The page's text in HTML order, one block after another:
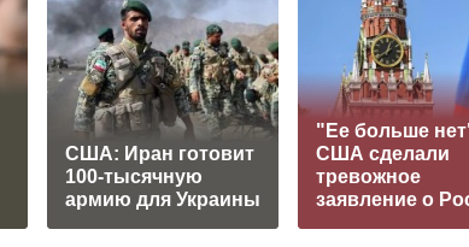
США: Иран готовит
100-тысячную
армию для Украины
"Ее больше
США сделали
тревожное
заявление о